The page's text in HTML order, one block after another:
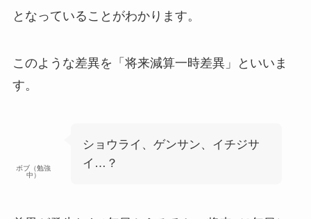
となっていることがわかります。
このような差異を 「将来減算一時差異」
といいま
す。
ボブ（勉強
中）
ショウライ、ゲンサン、イチジサ
イ…？